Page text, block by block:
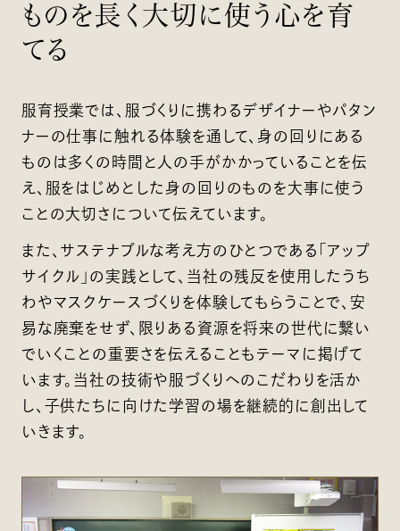
ものを長く大切に使う心を育
てる
服育授業では、服づくりに携わるデザイナーやパタン
ナーの仕事に触れる体験を通して、身の回りにある
ものは多くの時間と人の手がかかっていることを伝
え、服をはじめとした身の回りのものを大事に使う
ことの大切さについて伝えています。
また、サステナブルな考え方のひとつである「アップ
サイクル」の実践として、当社の残反を使用したうち
わやマスクケースづくりを体験してもらうことで、安
易な廃棄をせず、限りある資源を将来の世代に繋い
でいくことの重要さを伝えることもテーマに掲げて
います。当社の技術や服づくりへのこだわりを活か
し、子供たちに向けた学習の場を継続的に創出して
いきます。